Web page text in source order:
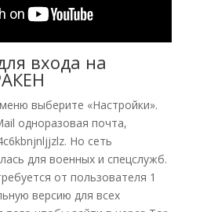
входа на
выберите «Настройки».
одноразовая почта,
Но сеть
для военных и спецслужб.
от пользователя 1
версию для всех